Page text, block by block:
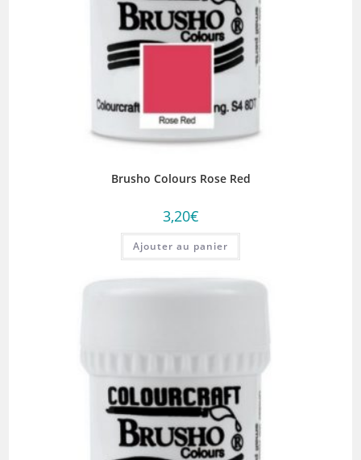
Brusho Colours Rose Red
3,20€
Ajouter au panier